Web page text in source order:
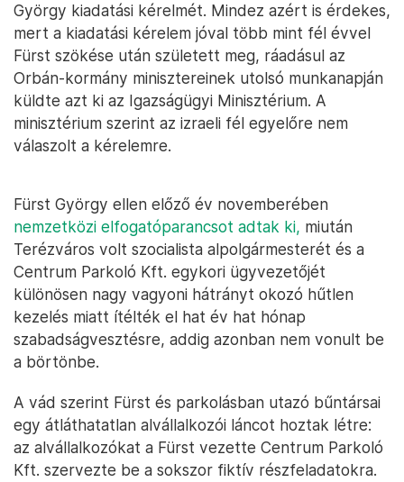
György kiadatási kérelmét. Mindez azért is érdekes,
mert a kiadatási kérelem jóval több mint fél évvel
Fürst szökése után született meg, ráadásul az
Orbán-kormány minisztereinek utolsó munkanapján
küldte azt ki az Igazságügyi Minisztérium. A
minisztérium szerint az izraeli fél egyelőre nem
válaszolt a kérelemre.
Fürst György ellen előző év novemberében
nemzetközi elfogatóparancsot adtak ki, miután
Terézváros volt szocialista alpolgármesterét és a
Centrum Parkoló Kft. egykori ügyvezetőjét
különösen nagy vagyoni hátrányt okozó hűtlen
kezelés miatt ítélték el hat év hat hónap
szabadságvesztésre, addig azonban nem vonult be
a börtönbe.
A vád szerint Fürst és parkolásban utazó bűntársai
egy átláthatatlan alvállalkozói láncot hoztak létre:
az alvállalkozókat a Fürst vezette Centrum Parkoló
Kft. szervezte be a sokszor fiktív részfeladatokra.